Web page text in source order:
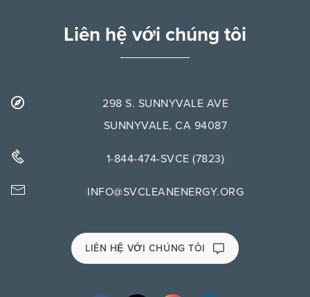
Liên hệ với chúng tôi
298 S. SUNNYVALE AVE
SUNNYVALE, CA 94087
1-844-474-SVCE (7823)
INFO@SVCLEANENERGY.ORG
LIÊN HỆ VỚI CHÚNG TÔI